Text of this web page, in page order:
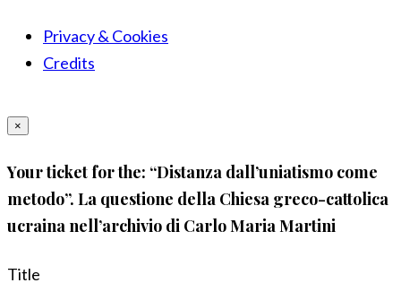
Privacy & Cookies
Credits
×
Your ticket for the: “Distanza dall’uniatismo come
metodo”. La questione della Chiesa greco-cattolica
ucraina nell’archivio di Carlo Maria Martini
Title